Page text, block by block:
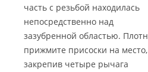
часть с резьбой находилась
непосредственно над
зазубренной областью.
прижмите присоски на место,
закрепив четыре рычага